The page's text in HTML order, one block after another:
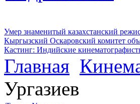
Умер знаменитый казахстанский
Кыргызский Оскаровский комитет
Кастинг: Индийские
Главная
Ургазиев